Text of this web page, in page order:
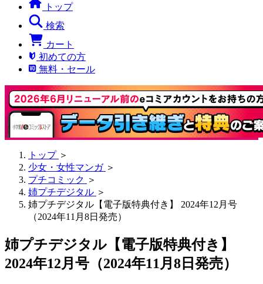
トップ
検索
カート
初めての方
無料・セール
トップ ＞
少女・女性マンガ ＞
プチコミック ＞
姉プチデジタル ＞
姉プチデジタル【電子版特典付き】 2024年12月号
（2024年11月8日発売）
姉プチデジタル【電子版特典付き】
2024年12月号（2024年11月8日発売）